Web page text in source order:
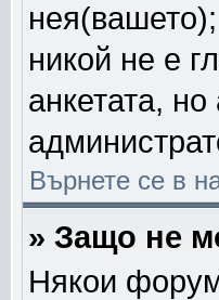
никой не е
анкетата,
Върнете се в
» Защо не
Някои